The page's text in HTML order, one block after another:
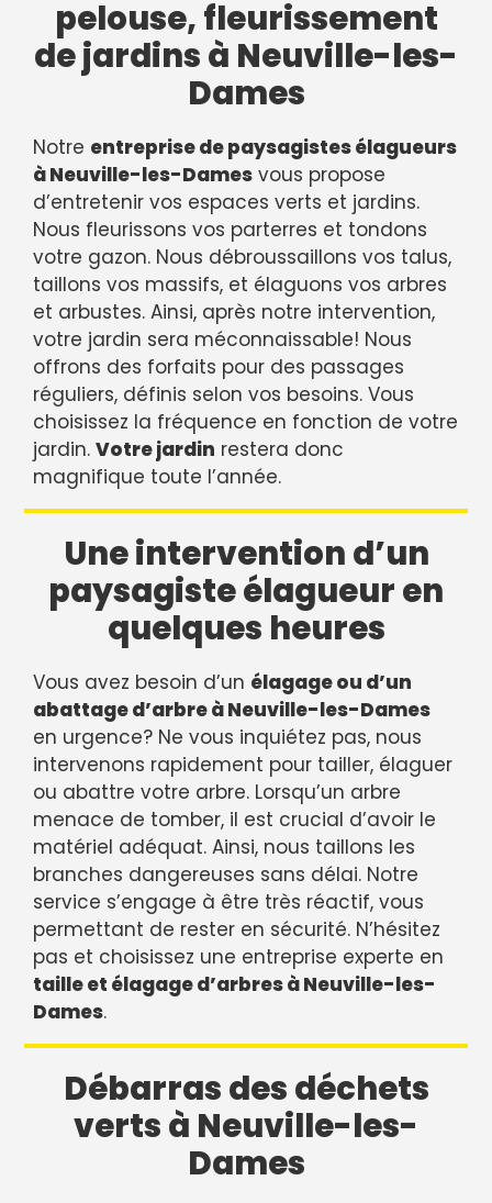
pelouse, fleurissement
de jardins à Neuville-les-
Dames
Notre entreprise de paysagistes élagueurs
à Neuville-les-Dames vous propose
d’entretenir vos espaces verts et jardins.
Nous fleurissons vos parterres et tondons
votre gazon. Nous débroussaillons vos talus,
taillons vos massifs, et élaguons vos arbres
et arbustes. Ainsi, après notre intervention,
votre jardin sera méconnaissable! Nous
offrons des forfaits pour des passages
réguliers, définis selon vos besoins. Vous
choisissez la fréquence en fonction de votre
jardin. Votre jardin restera donc
magnifique toute l’année.
Une intervention d’un
paysagiste élagueur en
quelques heures
Vous avez besoin d’un élagage ou d’un
abattage d’arbre à Neuville-les-Dames
en urgence? Ne vous inquiétez pas, nous
intervenons rapidement pour tailler, élaguer
ou abattre votre arbre. Lorsqu’un arbre
menace de tomber, il est crucial d’avoir le
matériel adéquat. Ainsi, nous taillons les
branches dangereuses sans délai. Notre
service s’engage à être très réactif, vous
permettant de rester en sécurité. N’hésitez
pas et choisissez une entreprise experte en
taille et élagage d’arbres à Neuville-les-
Dames.
Débarras des déchets
verts à Neuville-les-
Dames